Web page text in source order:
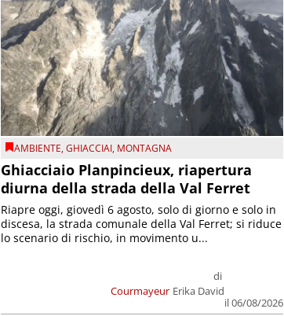
AMBIENTE,GHIACCIAI, MONTAGNA
Ghiacciaio Planpincieux, riapertura
diurna della strada della Val Ferret
Courmayeur
di
Erika David
il 06/08/2026
Riapre oggi, giovedì 6 agosto, solo di giorno e solo in
discesa, la strada comunale della Val Ferret; si riduce
lo scenario di rischio, in movimento u...